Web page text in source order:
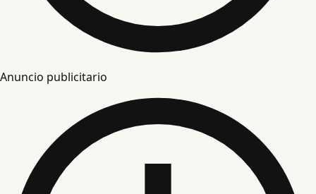
Anuncio publicitario